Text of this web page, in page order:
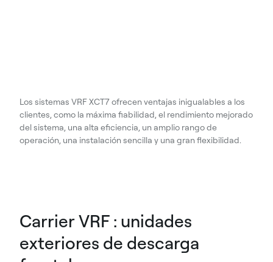
Los sistemas VRF XCT7 ofrecen ventajas inigualables a los
clientes, como la máxima fiabilidad, el rendimiento mejorado
del sistema, una alta eficiencia, un amplio rango de
operación, una instalación sencilla y una gran flexibilidad.
Carrier VRF : unidades
exteriores de descarga